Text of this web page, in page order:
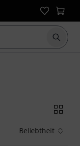
Suche
Beliebtheit